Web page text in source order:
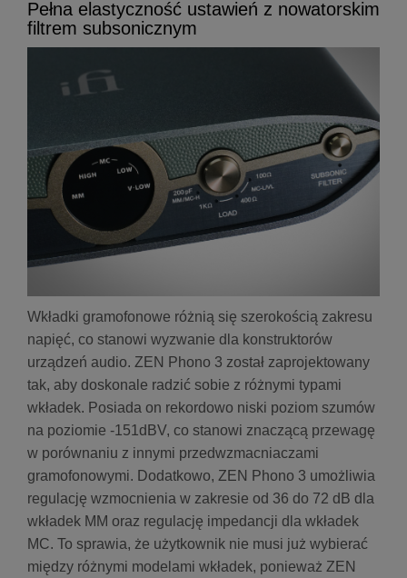
Pełna elastyczność ustawień z nowatorskim
filtrem subsonicznym
Wkładki gramofonowe różnią się szerokością zakresu
napięć, co stanowi wyzwanie dla konstruktorów
urządzeń audio. ZEN Phono 3 został zaprojektowany
tak, aby doskonale radzić sobie z różnymi typami
wkładek. Posiada on rekordowo niski poziom szumów
na poziomie -151dBV, co stanowi znaczącą przewagę
w porównaniu z innymi przedwzmacniaczami
gramofonowymi. Dodatkowo, ZEN Phono 3 umożliwia
regulację wzmocnienia w zakresie od 36 do 72 dB dla
wkładek MM oraz regulację impedancji dla wkładek
MC. To sprawia, że użytkownik nie musi już wybierać
między różnymi modelami wkładek, ponieważ ZEN